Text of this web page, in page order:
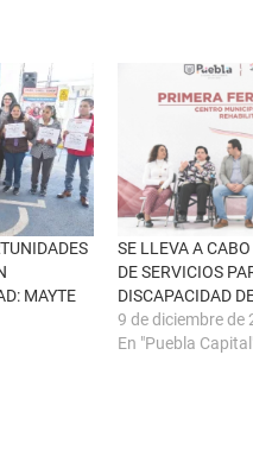
MAYTE
SE LLEVA A
DE SERVICIOS
DISCAPACIDAD
9 de diciembre de
En "Puebla